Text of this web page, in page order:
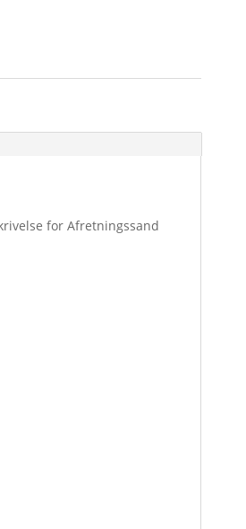
for Afretningssand